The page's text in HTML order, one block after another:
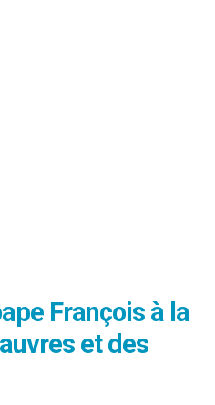
François à la
et des